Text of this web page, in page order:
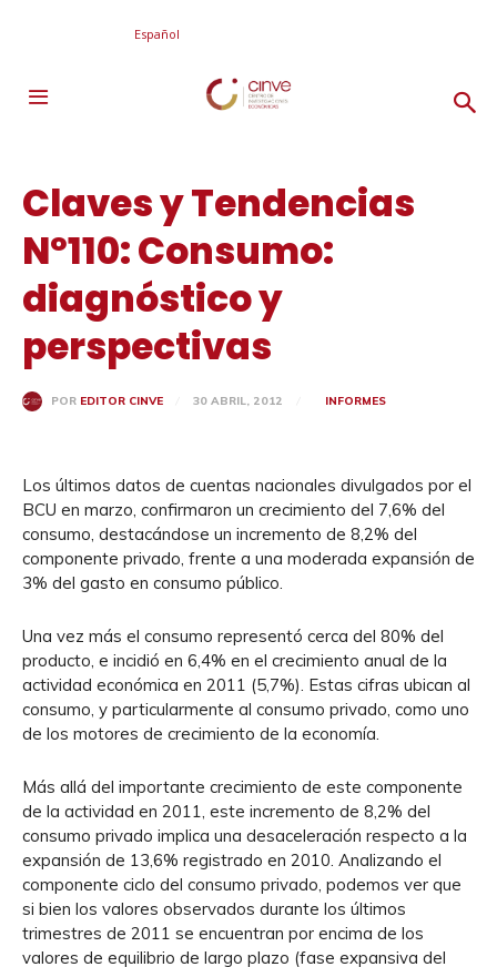
Español
Claves y Tendencias
Nº110: Consumo:
diagnóstico y
perspectivas
POR EDITOR CINVE 30 ABRIL, 2012 INFORMES
Los últimos datos de cuentas nacionales divulgados por el
BCU en marzo, confirmaron un crecimiento del 7,6% del
consumo, destacándose un incremento de 8,2% del
componente privado, frente a una moderada expansión de
3% del gasto en consumo público.
Una vez más el consumo representó cerca del 80% del
producto, e incidió en 6,4% en el crecimiento anual de la
actividad económica en 2011 (5,7%). Estas cifras ubican al
consumo, y particularmente al consumo privado, como uno
de los motores de crecimiento de la economía.
Más allá del importante crecimiento de este componente
de la actividad en 2011, este incremento de 8,2% del
consumo privado implica una desaceleración respecto a la
expansión de 13,6% registrado en 2010. Analizando el
componente ciclo del consumo privado, podemos ver que
si bien los valores observados durante los últimos
trimestres de 2011 se encuentran por encima de los
valores de equilibrio de largo plazo (fase expansiva del